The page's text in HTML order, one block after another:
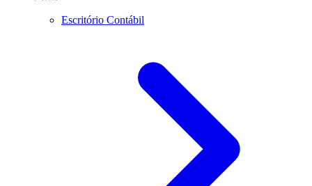
Escritório Contábil